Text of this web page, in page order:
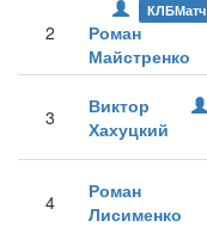
2
КЛБМатч
Роман
Майстренко
3
Виктор
Хахуцкий
4
Роман
Лисименко